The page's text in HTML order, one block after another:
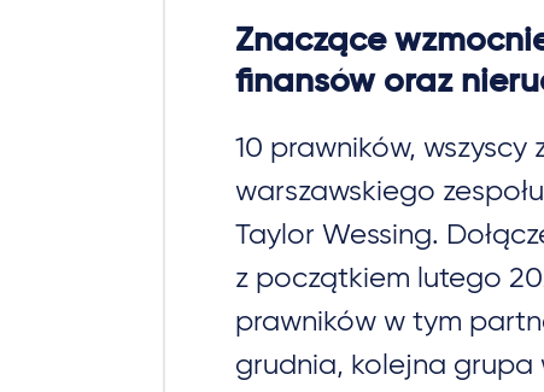
Znaczące
finansów oraz
10 prawników,
warszawskiego
Taylor Wessing.
z początkiem lutego
prawników w tym
grudnia, kolejna grupa